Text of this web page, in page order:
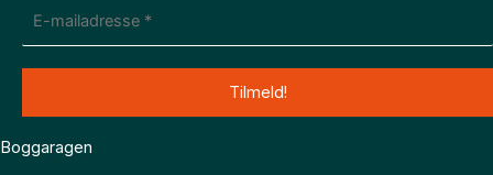
Boggaragen